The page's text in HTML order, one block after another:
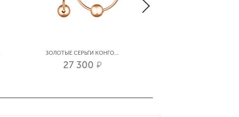
ЗОЛОТЫЕ СЕРЬГИ КОНГО...
27 300 р.